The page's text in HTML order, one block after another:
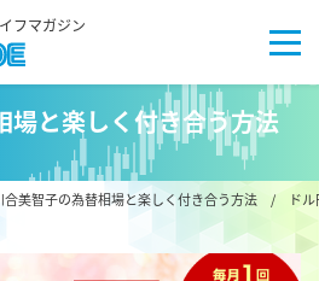
フマガジン
場と楽しく付き合う方法
合美智子の為替相場と楽しく付き合う方法 / ドル